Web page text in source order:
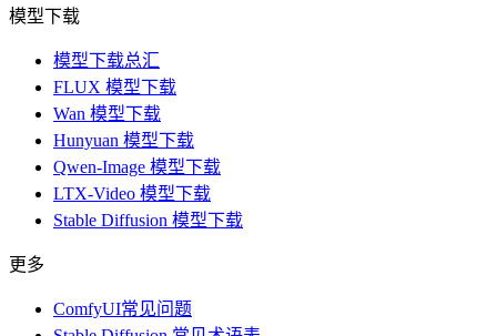
模型下载
模型下载总汇
FLUX 模型下载
Wan 模型下载
Hunyuan 模型下载
Qwen-Image 模型下载
LTX-Video 模型下载
Stable Diffusion 模型下载
更多
ComfyUI常见问题